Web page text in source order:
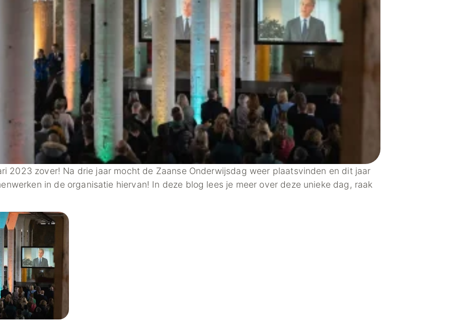
2023 zover! Na drie jaar mocht de Zaanse Onderwijsdag weer plaatsvinden en dit jaar
in de organisatie hiervan! In deze blog lees je meer over deze unieke dag, raak